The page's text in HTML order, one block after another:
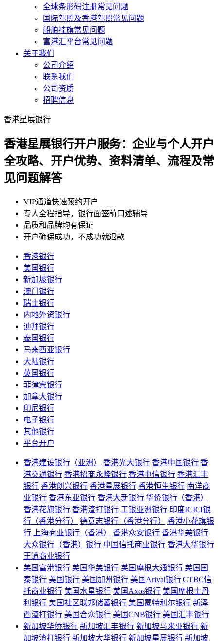
全球条形码注册常见问题
国际驾照及香港驾照常见问题
船舶挂旗常见问题
富港汇平台常见问题
关于我们
公司介绍
联系我们
公司资质
招聘信息
香港星展银行
香港星展银行开户服务：企业与个人开户
全攻略、开户优势、资料清单、流程及常
见问题解答
VIP通道快速预约开户
专人全程指导，银行面签前口述辅导
品质和品牌均有保证
开户确保成功，不成功就退款
香港银行
美国银行
新加坡银行
澳门银行
瑞士银行
内地外资银行
迪拜银行
泰国银行
马来西亚银行
大陆银行
英国银行
菲律宾银行
加拿大银行
印尼银行
电子银行
其他银行
平台开户
香港建设银行（亚洲） 香港光大银行 香港中国银行 香
港交通银行 香港招商永隆银行 香港中信银行 香港汇丰
银行 香港创兴银行 香港星展银行 香港恒生银行 南洋商
业银行 香港东亚银行 香港大新银行 华侨银行（香港）
香港花旗银行 香港渣打银行 工银亚洲银行 印度ICICI银
行（香港分行）
德意志银行（香港分行）
香港小花旗银
行
上海商业银行（香港） 香港众安银行 香港华美银行
大众银行（香港）银行 中国信托商业银行 香港大华银行
王道商业银行
美国富港银行 美国华美银行 美国摩根大通银行 美国国
泰银行 美国银行 美国加州银行 美国Arival银行 CTBC信
托商业银行 美国水星银行 美国Axos银行 美国摩根士丹
利银行 美国社区联邦储蓄银行 美国蒙特利尔银行 新泽
西渣打银行 美国合众银行 美国CNB银行 美国汇丰银行
新加坡华侨银行 新加坡汇丰银行 新加坡马来亚银行 新
加坡渣打银行 新加坡大华银行 新加坡星展银行 新加坡